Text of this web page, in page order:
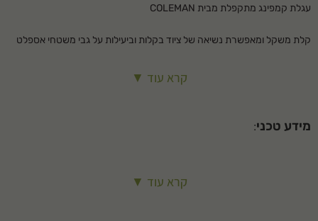
עגלת קמפינג מתקפלת מבית COLEMAN
קלת משקל ומאפשרת נשיאה של ציוד בקלות וביעילות על גבי משטחי אספלט
קרא עוד ▼
מידע טכני:
קרא עוד ▼